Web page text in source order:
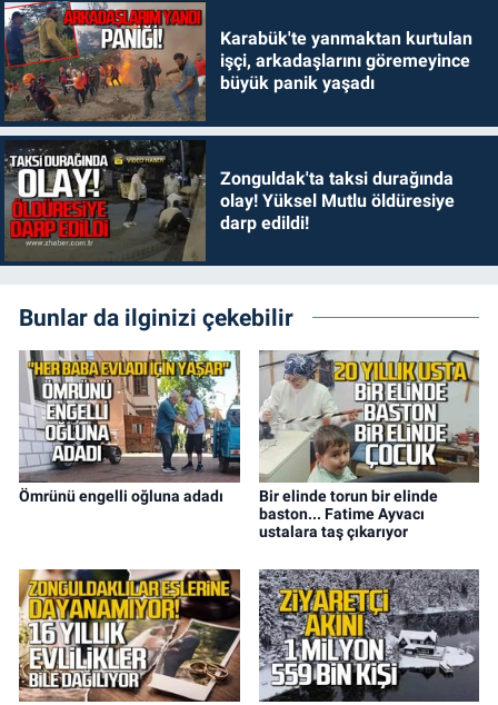
Karabük'te yanmaktan kurtulan
işçi, arkadaşlarını göremeyince
büyük panik yaşadı
Zonguldak'ta taksi durağında
olay! Yüksel Mutlu öldüresiye
darp edildi!
Bunlar da ilginizi çekebilir
Ömrünü engelli oğluna adadı
Bir elinde torun bir elinde
baston... Fatime Ayvacı
ustalara taş çıkarıyor